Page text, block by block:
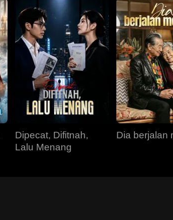
Dipecat, Difitnah,
Lalu Menang
Dia berjalan